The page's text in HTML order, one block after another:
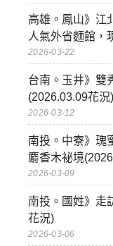
高雄。鳳山》江
人氣外省麵館，
2026-03-22
台南。玉井》雙
(2026.03.09花況)
2026-03-12
南投。中寮》瑰
麝香木祕境
2026-03-09
南投。國姓》走
花況)
2026-03-06